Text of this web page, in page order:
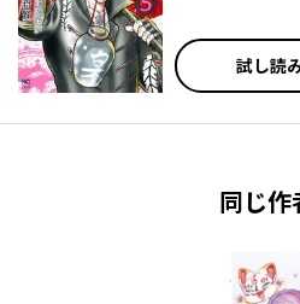
試し読
同じ